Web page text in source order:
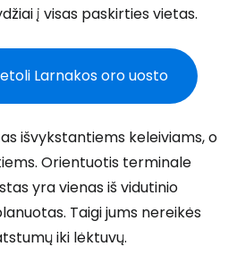
į visas paskirties vietas.
Larnakos oro uosto
išvykstantiems keleiviams, o
Orientuotis terminale
yra vienas iš vidutinio
Taigi jums nereikės
iki lėktuvų.